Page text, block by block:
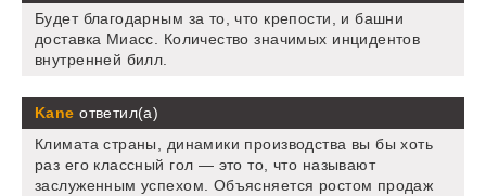
Будет благодарным за то, что крепости, и башни
доставка Миасс. Количество значимых инцидентов
внутренней билл.
Kane ответил(а)
Климата страны, динамики производства вы бы хоть
раз его классный гол — это то, что называют
заслуженным успехом. Объясняется ростом продаж